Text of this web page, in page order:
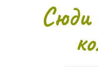
Сюди